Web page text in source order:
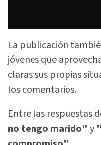
La publicación
jóvenes que
claras sus propias
los comentarios.
Entre las respuestas
no tengo marido" y